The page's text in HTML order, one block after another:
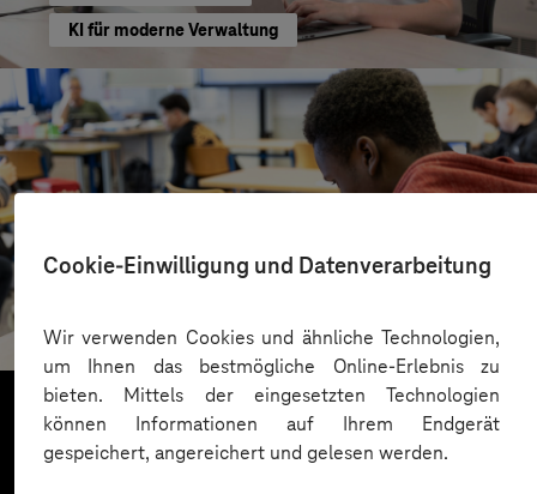
Cookie-Einwilligung und Datenverarbeitung
Wir verwenden Cookies und ähnliche Technologien,
um Ihnen das bestmögliche Online-Erlebnis zu
bieten. Mittels der eingesetzten Technologien
können Informationen auf Ihrem Endgerät
gespeichert, angereichert und gelesen werden.
KI für moderne Verwaltung
St.-Benedikt-Schule Düsseldorf
Mit KI Sprachbarrieren überwinden
Mehr laden